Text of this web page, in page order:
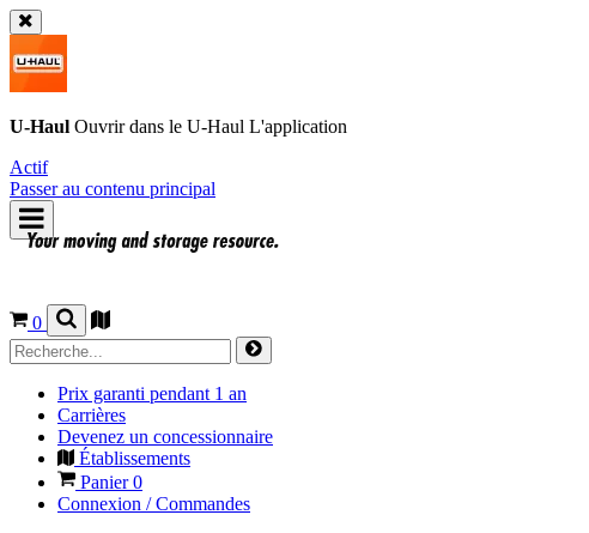
U-Haul Ouvrir dans le U-Haul L'application
Actif
Passer au contenu principal
0
Prix garanti pendant 1 an
Carrières
Devenez un concessionnaire
Établissements
Panier0
Connexion / Commandes